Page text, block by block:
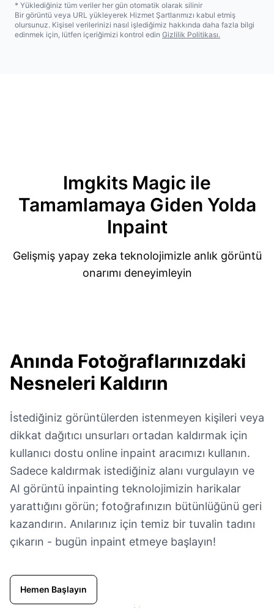
* Yüklediğiniz tüm veriler her gün otomatik olarak silinir
Bir görüntü veya URL yükleyerek Hizmet Şartlarımızı kabul etmiş
olursunuz. Kişisel verilerinizi nasıl işlediğimiz hakkında daha fazla bilgi
edinmek için, lütfen içeriğimizi kontrol edin Gizlilik Politikası.
Imgkits Magic ile
Tamamlamaya Giden Yolda
Inpaint
Gelişmiş yapay zeka teknolojimizle anlık görüntü
onarımı deneyimleyin
Anında Fotoğraflarınızdaki
Nesneleri Kaldırın
İstediğiniz görüntülerden istenmeyen kişileri veya
dikkat dağıtıcı unsurları ortadan kaldırmak için
kullanıcı dostu online inpaint aracımızı kullanın.
Sadece kaldırmak istediğiniz alanı vurgulayın ve
AI görüntü inpainting teknolojimizin harikalar
yarattığını görün; fotoğrafınızın bütünlüğünü geri
kazandırın. Anılarınız için temiz bir tuvalin tadını
çıkarın - bugün inpaint etmeye başlayın!
Hemen Başlayın